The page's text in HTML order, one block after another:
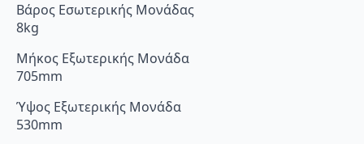
Βάρος Εσωτερικής Μονάδας
8kg
Μήκος Εξωτερικής Μονάδα
705mm
Ύψος Εξωτερικής Μονάδα
530mm